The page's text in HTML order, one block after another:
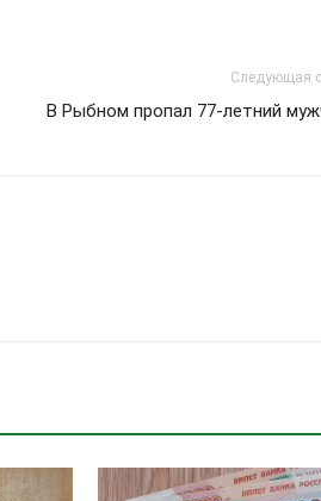
Следующая
В Рыбном пропал 77-летний